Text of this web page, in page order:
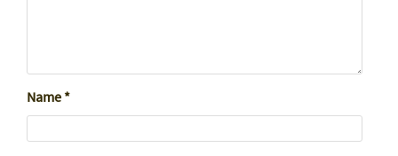
Name *